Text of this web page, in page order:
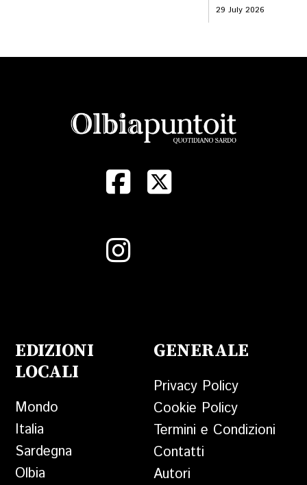
29 July 2026
EDIZIONI
LOCALI
Mondo
Italia
Sardegna
Olbia
GENERALE
Privacy Policy
Cookie Policy
Termini e Condizioni
Contatti
Autori